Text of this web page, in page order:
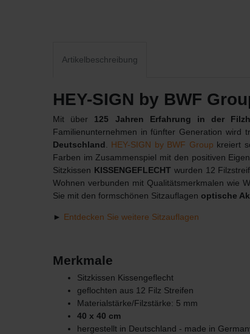
Artikelbeschreibung
HEY-SIGN by BWF
Mit über 125 Jahren Erfahrung in der
Familienunternehmen in fünfter Generation wird
Deutschland. HEY-SIGN by BWF Group kreiert
Farben im Zusammenspiel mit den positiven
Sitzkissen KISSENGEFLECHT wurden 12
Wohnen verbunden mit Qualitätsmerkmalen wie
Sie mit den formschönen Sitzauflagen optische
► Entdecken Sie weitere Sitzauflagen
Merkmale
Sitzkissen Kissengeflecht
geflochten aus 12 Filz Streifen
Materialstärke/Filzstärke: 5 mm
40 x 40 cm
hergestellt in Deutschland - made in